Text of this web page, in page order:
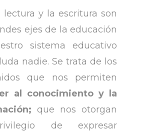
lectura y la escritura son
ejes de la educación
sistema educativo
nadie. Se trata de los
que nos permiten
al conocimiento y la
que nos otorgan
de expresar